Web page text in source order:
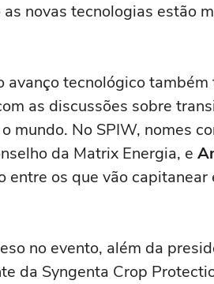
novas tecnologias estão
tecnológico
as discussões sobre
mundo. No SPIW, nomes
da Matrix Energia, e
entre os que vão capitanear
no evento, além da
da Syngenta Crop